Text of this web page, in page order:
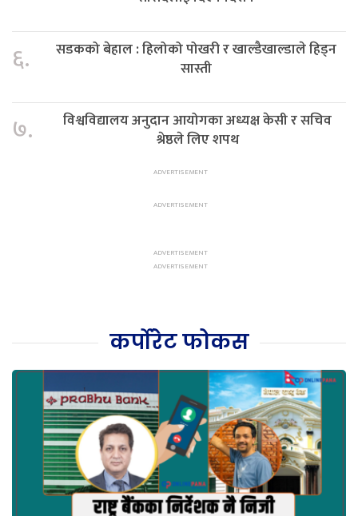
६.
सडकको बेहाल : हिलोको पोखरी र खाल्डैखाल्डाले हिड्न
सास्ती
७.
विश्वविद्यालय अनुदान आयोगका अध्यक्ष केसी र सचिव
श्रेष्ठले लिए शपथ
कर्पोरेट फोकस